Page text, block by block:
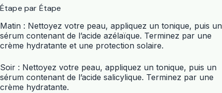
Étape par Étape
Matin : Nettoyez votre peau, appliquez un tonique, puis un
sérum contenant de l’acide azélaïque. Terminez par une
crème hydratante et une protection solaire.
Soir : Nettoyez votre peau, appliquez un tonique, puis un
sérum contenant de l’acide salicylique. Terminez par une
crème hydratante.